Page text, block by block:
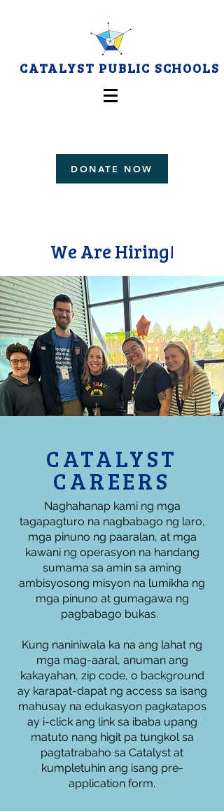
CATALYST PUBLIC SCHOOLS
DONATE NOW
We Are Hiring!
CATALYST
CAREERS
Naghahanap kami ng mga
tagapagturo na nagbabago ng laro,
mga pinuno ng paaralan, at mga
kawani ng operasyon na handang
sumama sa amin sa aming
ambisyosong misyon na lumikha ng
mga pinuno at gumagawa ng
pagbabago bukas.
Kung naniniwala ka na ang lahat ng
mga mag-aaral, anuman ang
kakayahan, zip code, o background
ay karapat-dapat ng access sa isang
mahusay na edukasyon pagkatapos
ay i-click ang link sa ibaba upang
matuto nang higit pa tungkol sa
pagtatrabaho sa Catalyst at
kumpletuhin ang isang pre-
application form.